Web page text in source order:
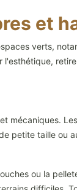
et
verts,
mécaniques.
petite taille ou
ou la